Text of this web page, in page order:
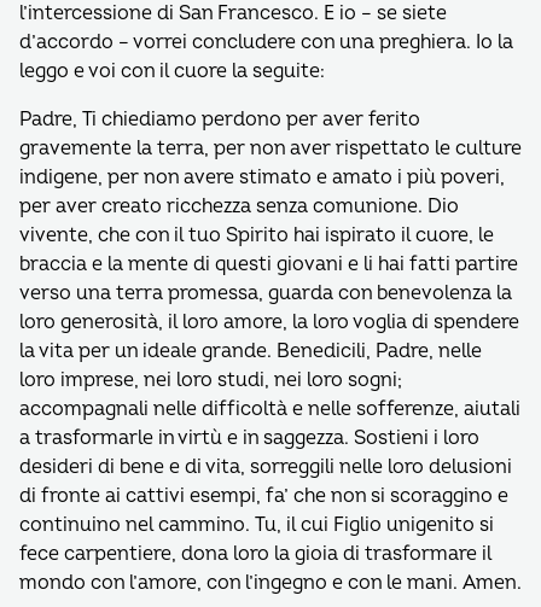
l’intercessione di San Francesco. E io – se siete
d’accordo – vorrei concludere con una preghiera. Io la
leggo e voi con il cuore la seguite:
Padre, Ti chiediamo perdono per aver ferito
gravemente la terra, per non aver rispettato le culture
indigene, per non avere stimato e amato i più poveri,
per aver creato ricchezza senza comunione. Dio
vivente, che con il tuo Spirito hai ispirato il cuore, le
braccia e la mente di questi giovani e li hai fatti partire
verso una terra promessa, guarda con benevolenza la
loro generosità, il loro amore, la loro voglia di spendere
la vita per un ideale grande. Benedicili, Padre, nelle
loro imprese, nei loro studi, nei loro sogni;
accompagnali nelle difficoltà e nelle sofferenze, aiutali
a trasformarle in virtù e in saggezza. Sostieni i loro
desideri di bene e di vita, sorreggili nelle loro delusioni
di fronte ai cattivi esempi, fa’ che non si scoraggino e
continuino nel cammino. Tu, il cui Figlio unigenito si
fece carpentiere, dona loro la gioia di trasformare il
mondo con l’amore, con l’ingegno e con le mani. Amen.